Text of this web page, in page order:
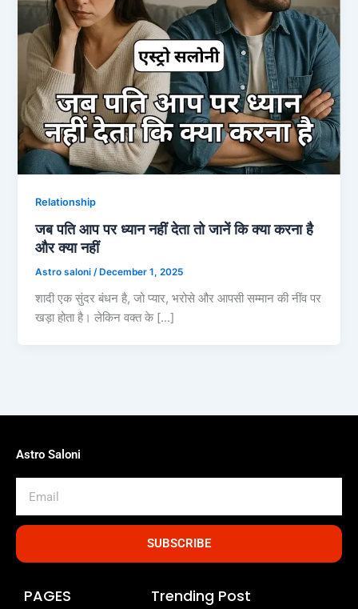
Relationship
जब पति आप पर ध्यान नहीं देता तो जानें कि क्या करना है
और क्या नहीं
Astro saloni/ December 1, 2025
शादी एक सुंदर बंधन है, जो प्यार, भरोसे और आपसी सम्मान की नींव पर
खड़ा होता है। लेकिन वक्त के […]
Astro Saloni
SUBSCRIBE
PAGES Trending Post